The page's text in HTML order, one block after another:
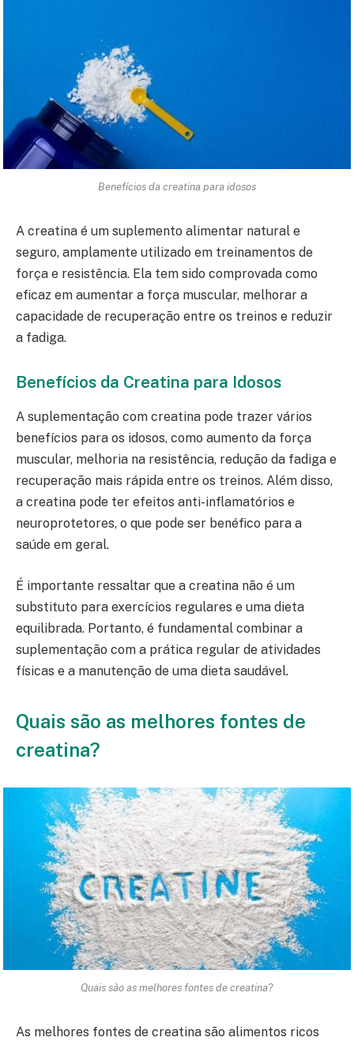
Benefícios da creatina para idosos
A creatina é um suplemento alimentar natural e
seguro, amplamente utilizado em treinamentos de
força e resistência. Ela tem sido comprovada como
eficaz em aumentar a força muscular, melhorar a
capacidade de recuperação entre os treinos e reduzir
a fadiga.
Benefícios da Creatina para Idosos
A suplementação com creatina pode trazer vários
benefícios para os idosos, como aumento da força
muscular, melhoria na resistência, redução da fadiga e
recuperação mais rápida entre os treinos. Além disso,
a creatina pode ter efeitos anti-inflamatórios e
neuroprotetores, o que pode ser benéfico para a
saúde em geral.
É importante ressaltar que a creatina não é um
substituto para exercícios regulares e uma dieta
equilibrada. Portanto, é fundamental combinar a
suplementação com a prática regular de atividades
físicas e a manutenção de uma dieta saudável.
Quais são as melhores fontes de
creatina?
Quais são as melhores fontes de creatina?
As melhores fontes de creatina são alimentos ricos